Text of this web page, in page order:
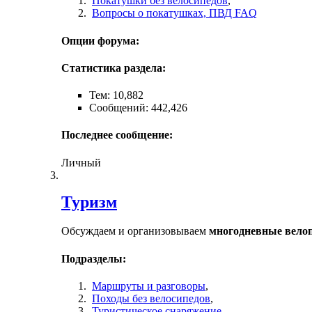
Вопросы о покатушках, ПВД FAQ
Опции форума:
Статистика раздела:
Тем: 10,882
Сообщений: 442,426
Последнее сообщение:
Личный
Туризм
Обсуждаем и организовываем многодневные
Подразделы:
Маршруты и разговоры,
Походы без велосипедов,